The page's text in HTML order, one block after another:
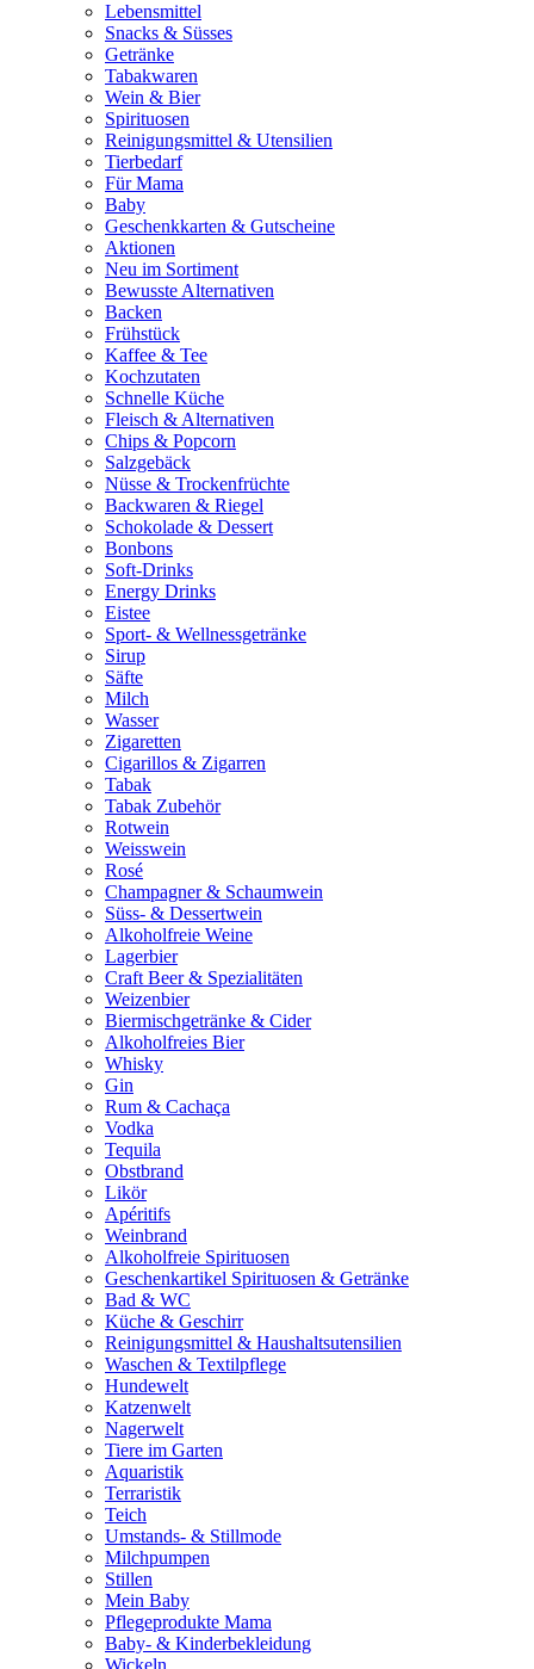
Lebensmittel
Snacks & Süsses
Getränke
Tabakwaren
Wein & Bier
Spirituosen
Reinigungsmittel & Utensilien
Tierbedarf
Für Mama
Baby
Geschenkkarten & Gutscheine
Aktionen
Neu im Sortiment
Bewusste Alternativen
Backen
Frühstück
Kaffee & Tee
Kochzutaten
Schnelle Küche
Fleisch & Alternativen
Chips & Popcorn
Salzgebäck
Nüsse & Trockenfrüchte
Backwaren & Riegel
Schokolade & Dessert
Bonbons
Soft-Drinks
Energy Drinks
Eistee
Sport- & Wellnessgetränke
Sirup
Säfte
Milch
Wasser
Zigaretten
Cigarillos & Zigarren
Tabak
Tabak Zubehör
Rotwein
Weisswein
Rosé
Champagner & Schaumwein
Süss- & Dessertwein
Alkoholfreie Weine
Lagerbier
Craft Beer & Spezialitäten
Weizenbier
Biermischgetränke & Cider
Alkoholfreies Bier
Whisky
Gin
Rum & Cachaça
Vodka
Tequila
Obstbrand
Likör
Apéritifs
Weinbrand
Alkoholfreie Spirituosen
Geschenkartikel Spirituosen & Getränke
Bad & WC
Küche & Geschirr
Reinigungsmittel & Haushaltsutensilien
Waschen & Textilpflege
Hundewelt
Katzenwelt
Nagerwelt
Tiere im Garten
Aquaristik
Terraristik
Teich
Umstands- & Stillmode
Milchpumpen
Stillen
Mein Baby
Pflegeprodukte Mama
Baby- & Kinderbekleidung
Wickeln